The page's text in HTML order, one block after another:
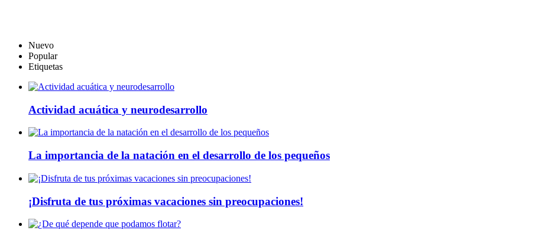
Nuevo
Popular
Etiquetas
Actividad acuática y neurodesarrollo
La importancia de la natación en el desarrollo de los pequeños
¡Disfruta de tus próximas vacaciones sin preocupaciones!